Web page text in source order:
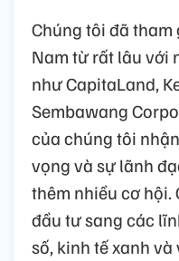
Chúng tôi đã tham
Nam từ rất lâu với
như CapitaLand,
Sembawang
của chúng tôi
vọng và sự lãnh
thêm nhiều cơ hội.
đầu tư sang các
số, kinh tế xanh